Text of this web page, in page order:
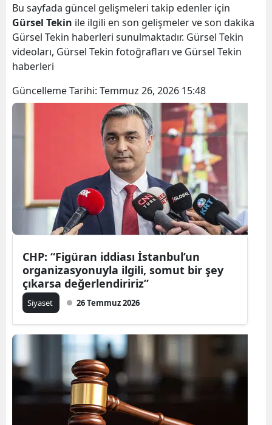
Bu sayfada güncel gelişmeleri takip edenler için
Gürsel Tekin ile ilgili en son gelişmeler ve son dakika
Gürsel Tekin haberleri sunulmaktadır. Gürsel Tekin
videoları, Gürsel Tekin fotoğrafları ve Gürsel Tekin
haberleri
Güncelleme Tarihi: Temmuz 26, 2026 15:48
CHP: “Figüran iddiası İstanbul’un
organizasyonuyla ilgili, somut bir şey
çıkarsa değerlendiririz”
Siyaset 26 Temmuz 2026